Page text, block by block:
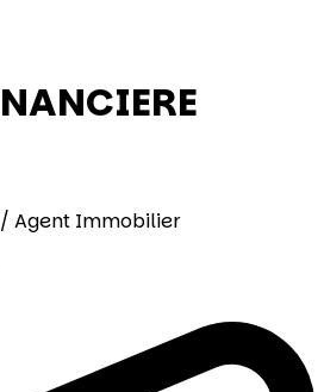
Agent Immobilier